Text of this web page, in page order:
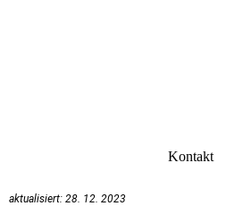
Kontakt
aktualisiert: 28. 12. 2023